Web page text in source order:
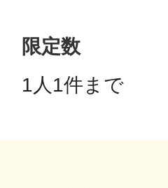
限定数
1人1件まで